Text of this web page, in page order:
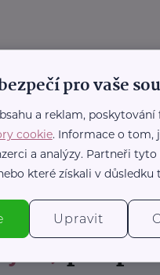
pro
pro vaše
a reklam,
cookie. Informace o tom,
a analýzy. Partneři
které získali v důsledku
Upravit